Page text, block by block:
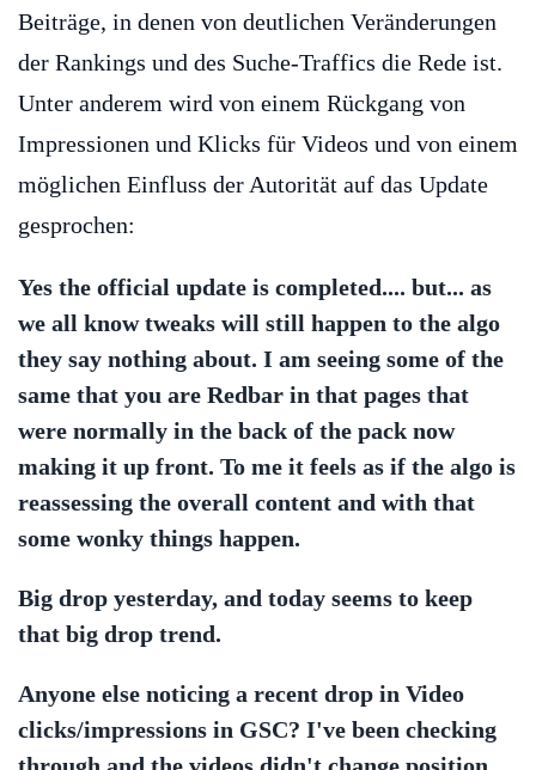
Beiträge, in denen von deutlichen Veränderungen
der Rankings und des Suche-Traffics die Rede ist.
Unter anderem wird von einem Rückgang von
Impressionen und Klicks für Videos und von einem
möglichen Einfluss der Autorität auf das Update
gesprochen:
Yes the official update is completed.... but... as
we all know tweaks will still happen to the algo
they say nothing about. I am seeing some of the
same that you are Redbar in that pages that
were normally in the back of the pack now
making it up front. To me it feels as if the algo is
reassessing the overall content and with that
some wonky things happen.
Big drop yesterday, and today seems to keep
that big drop trend.
Anyone else noticing a recent drop in Video
clicks/impressions in GSC? I've been checking